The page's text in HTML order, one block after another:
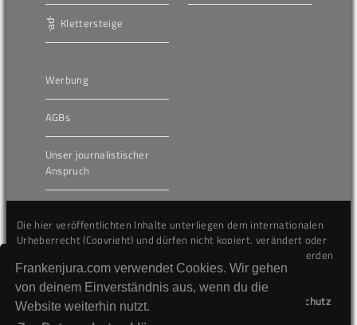
Frankenjura.com verwendet Cookies. Wir gehen
von deinem Einverständnis aus, wenn du die
Website weiterhin nutzt.
Klettersteige
Werbung
AGBs
Unser journalistischer
Anspruch
Die hier veröffentlichten Inhalte unterliegen dem internationalen
Urheberrecht (Copyright) und dürfen nicht kopiert, verändert oder
unverändert wiederveröffentlicht werden. Gegen Verstöße werden
wir auf juristischem Wege vorgehen.
Datenschutz